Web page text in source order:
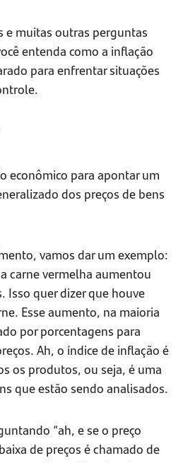
e muitas outras perguntas
entenda como a inflação
para enfrentar situações
econômico para apontar um
dos preços de bens
vamos dar um exemplo:
carne vermelha aumentou
Isso quer dizer que houve
Esse aumento, na maioria
por porcentagens para
Ah, o índice de inflação é
os produtos, ou seja, é uma
que estão sendo analisados.
“ah, e se o preço
de preços é chamado de